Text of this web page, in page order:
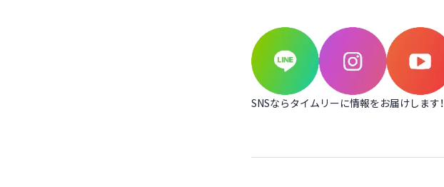
SNSならタイムリーに情報をお届けします！